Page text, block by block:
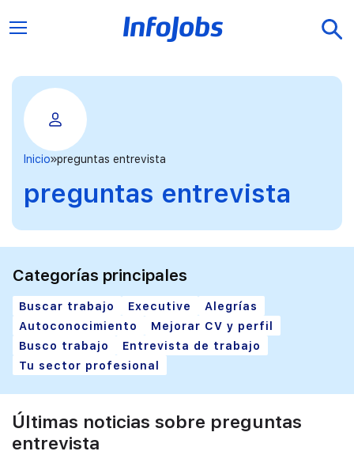
Inicio preguntas entrevista
preguntas entrevista
Categorías principales
Buscar trabajo Executive
Alegrías
Autoconocimiento
Mejorar CV y perfil
Busco trabajo
Entrevista de trabajo
Tu sector profesional
Últimas noticias sobre preguntas
entrevista